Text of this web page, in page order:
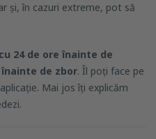
și, în cazuri extreme, pot să
cu 24 de ore înainte de
de zbor. Îl poți face pe
Mai jos îți explicăm